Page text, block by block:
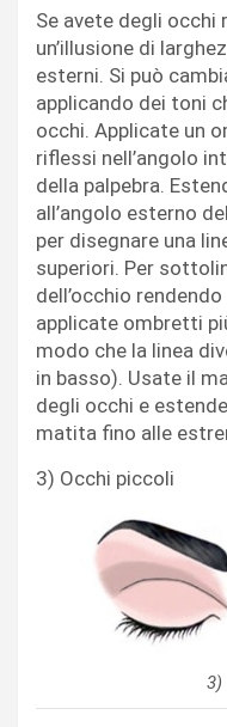
Se avete degli occhi
un’illusione di
esterni. Si può
applicando dei toni
occhi. Applicate un
riflessi nell’angolo
della palpebra.
all’angolo esterno
per disegnare una
superiori. Per
dell’occhio
applicate ombretti
modo che la linea
in basso). Usate il
degli occhi e
matita fino alle
3) Occhi piccoli
3)